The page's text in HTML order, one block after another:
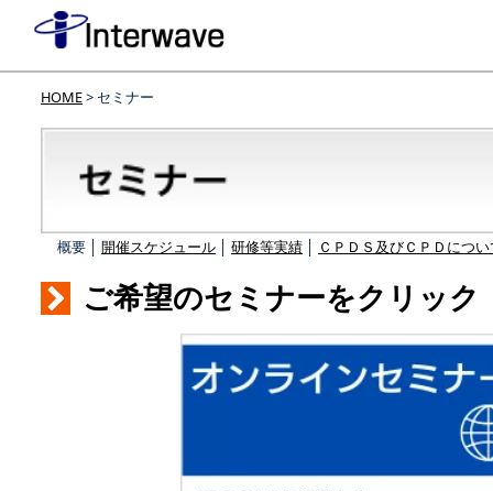
HOME> セミナー
概要 │ 開催スケジュール 研修等実績 ＣＰＤＳ及びＣＰＤにつ
ご希望のセミナーをクリック